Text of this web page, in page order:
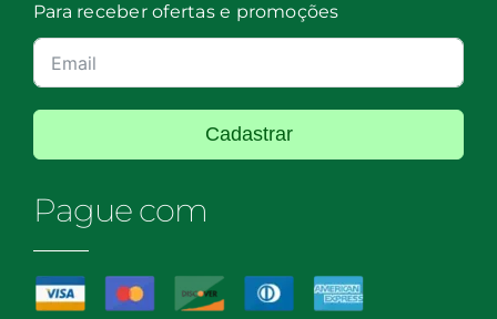
Para receber ofertas e promoções
Cadastrar
Pague com